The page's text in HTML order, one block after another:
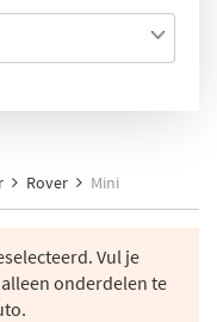
Rover Mini
Vul je
onderdelen te